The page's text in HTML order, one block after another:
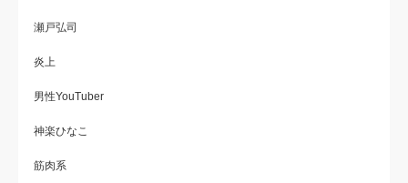
瀬戸弘司
炎上
男性YouTuber
神楽ひなこ
筋肉系